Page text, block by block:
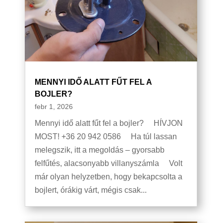
MENNYI IDŐ ALATT FŰT FEL A
BOJLER?
febr 1, 2026
Mennyi idő alatt fűt fel a bojler? HÍVJON
MOST! +36 20 942 0586 Ha túl lassan
melegszik, itt a megoldás – gyorsabb
felfűtés, alacsonyabb villanyszámla Volt
már olyan helyzetben, hogy bekapcsolta a
bojlert, órákig várt, mégis csak...